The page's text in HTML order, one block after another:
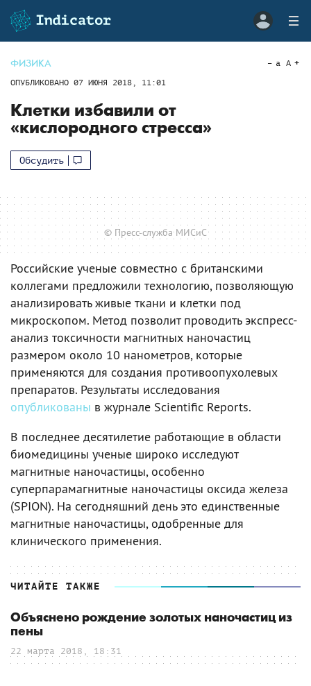
ФИЗИКА
ОПУБЛИКОВАНО 07 ИЮНЯ 2018, 11:01
a A
Клетки избавили от
«кислородного стресса»
Обсудить
© Пресс-служба МИСиС
Российские ученые совместно с британскими
коллегами предложили технологию, позволяющую
анализировать живые ткани и клетки под
микроскопом. Метод позволит проводить экспресс-
анализ токсичности магнитных наночастиц
размером около 10 нанометров, которые
применяются для создания противоопухолевых
препаратов. Результаты исследования
опубликованы в журнале Scientific Reports.
В последнее десятилетие работающие в области
биомедицины ученые широко исследуют
магнитные наночастицы, особенно
суперпарамагнитные наночастицы оксида железа
(SPION). На сегодняшний день это единственные
магнитные наночастицы, одобренные для
клинического применения.
ЧИТАЙТЕ ТАКЖЕ
Объяснено рождение золотых наночастиц из
пены
22 марта 2018, 18:31